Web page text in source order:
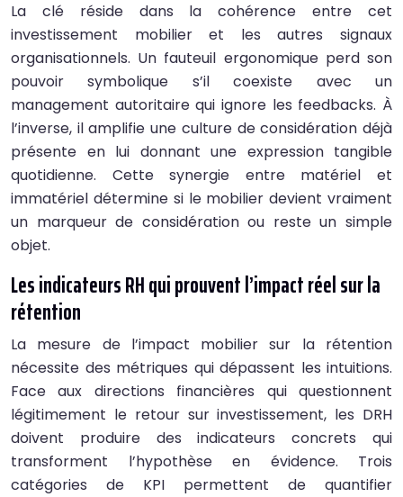
La clé réside dans la cohérence entre cet
investissement mobilier et les autres signaux
organisationnels. Un fauteuil ergonomique perd son
pouvoir symbolique s’il coexiste avec un
management autoritaire qui ignore les feedbacks. À
l’inverse, il amplifie une culture de considération déjà
présente en lui donnant une expression tangible
quotidienne. Cette synergie entre matériel et
immatériel détermine si le mobilier devient vraiment
un marqueur de considération ou reste un simple
objet.
Les indicateurs RH qui prouvent l’impact réel sur la
rétention
La mesure de l’impact mobilier sur la rétention
nécessite des métriques qui dépassent les intuitions.
Face aux directions financières qui questionnent
légitimement le retour sur investissement, les DRH
doivent produire des indicateurs concrets qui
transforment l’hypothèse en évidence. Trois
catégories de KPI permettent de quantifier